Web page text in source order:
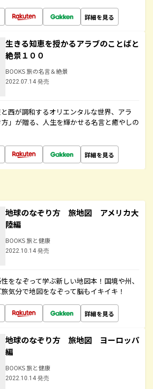
詳細を見る
生きる知恵を授かるアラブのことばと
絶景１００
BOOKS 旅の名言＆絶景
2022.07.14 発売
西が調和するオリエンタルな世界、アラ
」が贈る、人生を輝かせる名言と癒やしの
詳細を見る
地球のなぞり方 旅地図 アメリカ大
陸編
BOOKS 旅と健康
2022.10.14 発売
をなぞって学ぶ新しい地図本！国境や州、
気分で地図をなぞって脳もイキイキ！
詳細を見る
地球のなぞり方 旅地図 ヨーロッパ
編
BOOKS 旅と健康
2022.10.14 発売